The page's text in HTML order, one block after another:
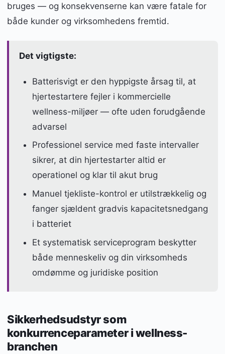
bruges — og konsekvenserne kan være fatale for
både kunder og virksomhedens fremtid.
Det vigtigste:
Batterisvigt er den hyppigste årsag til, at
hjertestartere fejler i kommercielle
wellness-miljøer — ofte uden forudgående
advarsel
Professionel service med faste intervaller
sikrer, at din hjertestarter altid er
operationel og klar til akut brug
Manuel tjekliste-kontrol er utilstrækkelig og
fanger sjældent gradvis kapacitetsnedgang
i batteriet
Et systematisk serviceprogram beskytter
både menneskeliv og din virksomheds
omdømme og juridiske position
Sikkerhedsudstyr som
konkurrenceparameter i wellness-
branchen